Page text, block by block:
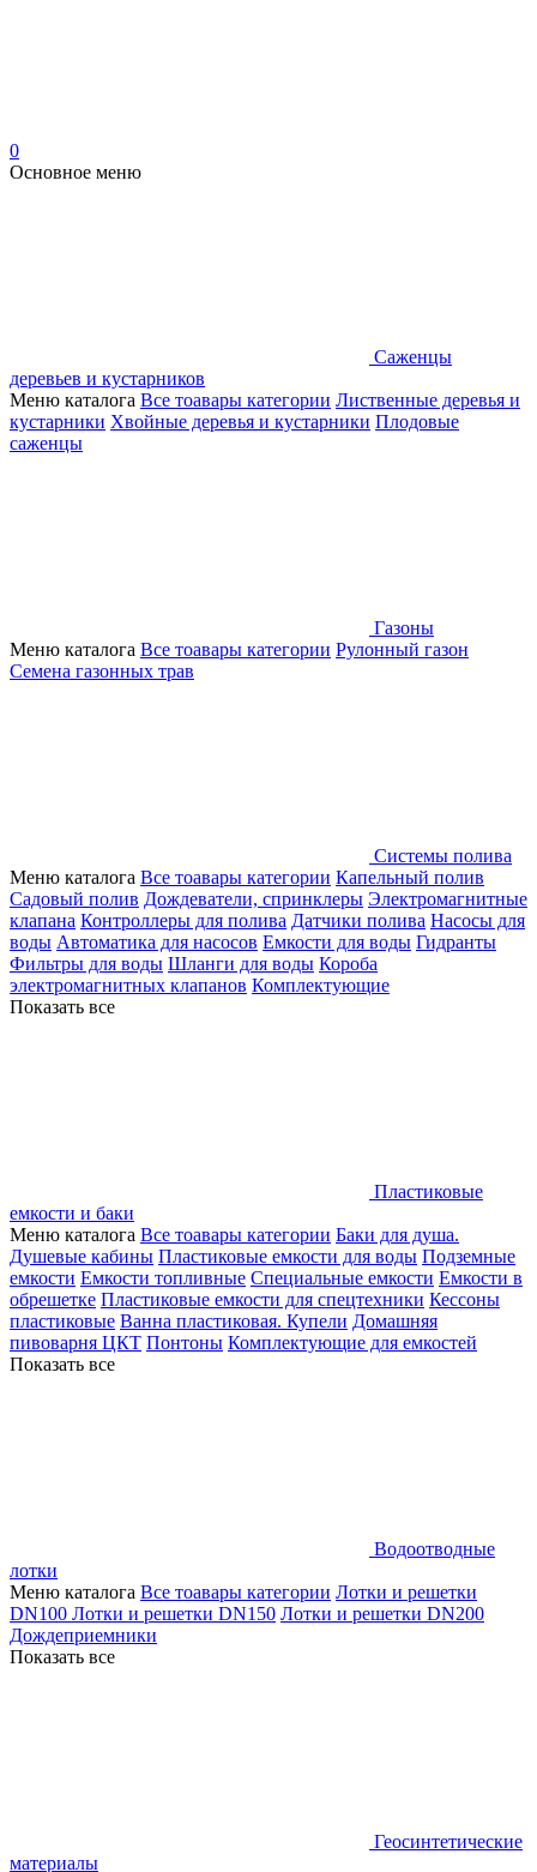
0
Основное меню
Саженцы
деревьев и кустарников
Меню каталога Все тоавары категории Лиственные деревья и
кустарники Хвойные деревья и кустарники Плодовые
саженцы
Газоны
Меню каталога Все тоавары категории Рулонный газон
Семена газонных трав
Системы полива
Меню каталога Все тоавары категории Капельный полив
Садовый полив Дождеватели, спринклеры Электромагнитные
клапана Контроллеры для полива Датчики полива Насосы для
воды Автоматика для насосов Емкости для воды Гидранты
Фильтры для воды Шланги для воды Короба
электромагнитных клапанов Комплектующие
Показать все
Пластиковые
емкости и баки
Меню каталога Все тоавары категории Баки для душа.
Душевые кабины Пластиковые емкости для воды Подземные
емкости Емкости топливные Специальные емкости Емкости в
обрешетке Пластиковые емкости для спецтехники Кессоны
пластиковые Ванна пластиковая. Купели Домашняя
пивоварня ЦКТ Понтоны Комплектующие для емкостей
Показать все
Водоотводные
лотки
Меню каталога Все тоавары категории Лотки и решетки
DN100 Лотки и решетки DN150 Лотки и решетки DN200
Дождеприемники
Показать все
Геосинтетические
материалы